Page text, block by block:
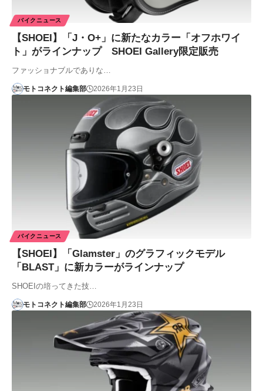
バイクニュース
【SHOEI】「J・O+」に新たなカラー「オフホワイ
ト」がラインナップ SHOEI Gallery限定販売
ファッショナブルでありな…
モトコネクト編集部 2026年1月23日
バイクニュース
【SHOEI】「Glamster」のグラフィックモデル
「BLAST」に新カラーがラインナップ
SHOEIの培ってきた技…
モトコネクト編集部 2026年1月23日